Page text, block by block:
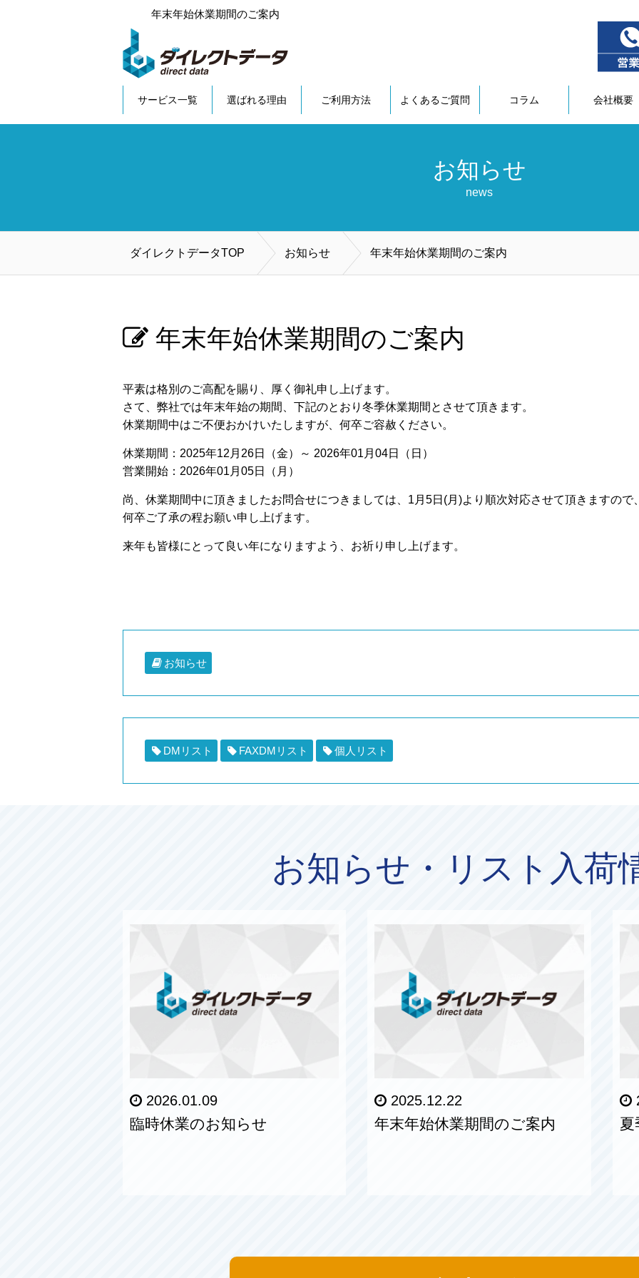
年末年始休業期間のご案内
サービス一覧 選ばれる理由 ご利用方法 よくあるご質問 コラム 会社概要
お知らせ
news
ダイレクトデータTOP お知らせ 年末年始休業期間のご案内
年末年始休業期間のご案内
平素は格別のご高配を賜り、厚く御礼申し上げます。
さて、弊社では年末年始の期間、下記のとおり冬季休業期間とさせて頂きます。
休業期間中はご不便おかけいたしますが、何卒ご容赦ください。
休業期間：2025年12月26日（金）～ 2026年01月04日（日）
営業開始：2026年01月05日（月）
尚、休業期間中に頂きましたお問合せにつきましては、1月5日(月)より順次対応させて頂きますので
何卒ご了承の程お願い申し上げます。
来年も皆様にとって良い年になりますよう、お祈り申し上げます。
お知らせ
DMリスト FAXDMリスト 個人リスト
お知らせ・リスト入荷
2026.01.09
臨時休業のお知らせ
2025.12.22
年末年始休業期間のご案内 夏